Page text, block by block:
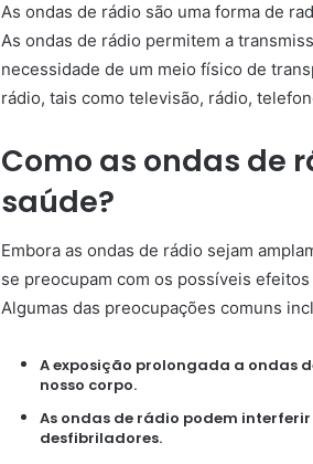
As ondas de rádio são uma forma de
As ondas de rádio permitem a
necessidade de um meio físico de
rádio, tais como televisão, rádio,
Como as ondas de
saúde?
Embora as ondas de rádio sejam
se preocupam com os possíveis
Algumas das preocupações comuns
A exposição prolongada a ondas
nosso corpo.
As ondas de rádio podem
desfibriladores.